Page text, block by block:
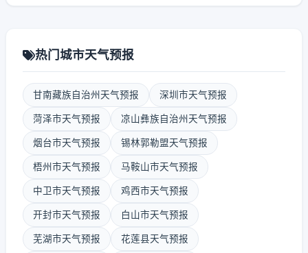
热门城市天气预报
甘南藏族自治州天气预报 深圳市天气预报
菏泽市天气预报 凉山彝族自治州天气预报
烟台市天气预报 锡林郭勒盟天气预报
梧州市天气预报 马鞍山市天气预报
中卫市天气预报 鸡西市天气预报
开封市天气预报 白山市天气预报
芜湖市天气预报 花莲县天气预报